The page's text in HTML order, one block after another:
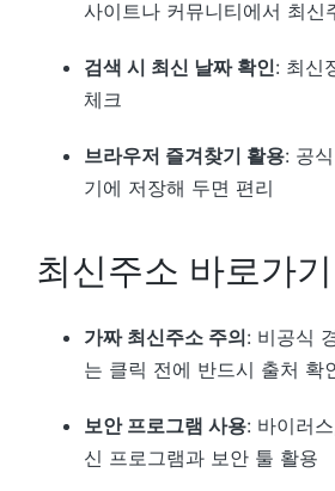
사이트나 커뮤니티에서 최신
검색 시 최신 날짜 확인: 최신
체크
브라우저 즐겨찾기 활용: 공
기에 저장해 두면 편리
최신주소 바로가
가짜 최신주소 주의: 비공식
는 클릭 전에 반드시 출처 확
보안 프로그램 사용: 바이러
신 프로그램과 보안 툴 활용